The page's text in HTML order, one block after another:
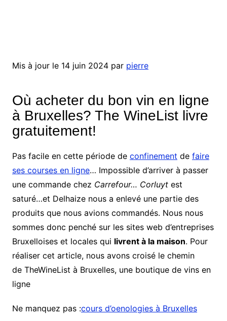
Mis à jour le 14 juin 2024 par pierre
Où acheter du bon vin en ligne
à Bruxelles? The WineList livre
gratuitement!
Pas facile en cette période de confinement de faire
ses courses en ligne… Impossible d’arriver à passer
une commande chez Carrefour… Corluytest
saturé…et Delhaize nous a enlevé une partie des
produits que nous avions commandés. Nous nous
sommes donc penché sur les sites web d’entreprises
Bruxelloises et locales qui livrent à la maison. Pour
réaliser cet article, nous avons croisé le chemin
de TheWineList à Bruxelles, une boutique de vins en
ligne
Ne manquez pas :cours d’oenologies à Bruxelles